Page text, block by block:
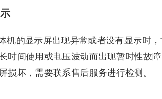
机的显示屏出现异常或者没有显示时
时间使用或电压波动而出现暂时性故
损坏，需要联系售后服务进行检测。